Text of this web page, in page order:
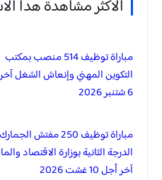
الاكثر مشاهدة هدا
مباراة توظيف 514 منصب بمكتب
التكوين المهني وإنعاش الشغل
6 شتنبر 2026
مباراة توظيف 250 مفتش
الدرجة الثانية بوزارة الاقتصاد
آخر أجل 10 غشت 2026